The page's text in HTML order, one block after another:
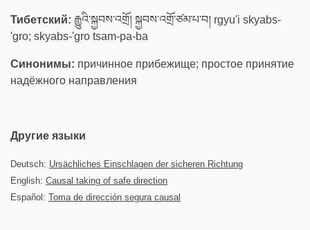
Тибетский: རྒྱུའི་སྐྱབས་འགྲོ། སྐྱབས་འགྲོ་ཙམ་པ་བ། rgyu'i skyabs-
'gro; skyabs-'gro tsam-pa-ba
Синонимы: причинное прибежище; простое принятие
надёжного направления
Другие языки
Deutsch: Ursächliches Einschlagen der sicheren Richtung
English: Causal taking of safe direction
Español: Toma de dirección segura causal